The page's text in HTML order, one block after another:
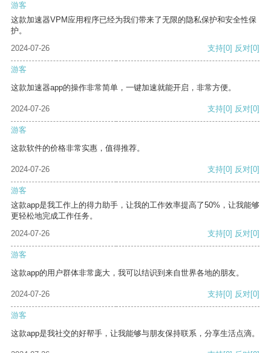
游客
这款加速器VPM应用程序已经为我们带来了无限的隐私保护和安全性保
护。
2024-07-26
支持[0] 反对[0]
游客
这款加速器app的操作非常简单，一键加速就能开启，非常方便。
2024-07-26 支持[0] 反对[0]
游客
这款软件的价格非常实惠，值得推荐。
2024-07-26 支持[0] 反对[0]
游客
这款app是我工作上的得力助手，让我的工作效率提高了50%，让我能够
更轻松地完成工作任务。
2024-07-26
支持[0] 反对[0]
游客
这款app的用户群体非常庞大，我可以结识到来自世界各地的朋友。
2024-07-26 支持[0] 反对[0]
游客
这款app是我社交的好帮手，让我能够与朋友保持联系，分享生活点滴。